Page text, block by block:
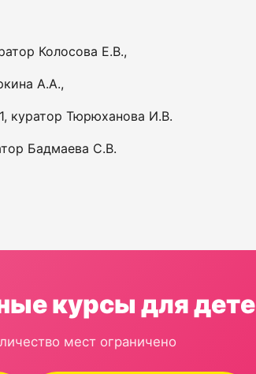
Колосова Е.В.,
А.А.,
куратор Тюрюханова И.В.
Бадмаева С.В.
курсы для
мест ограничено